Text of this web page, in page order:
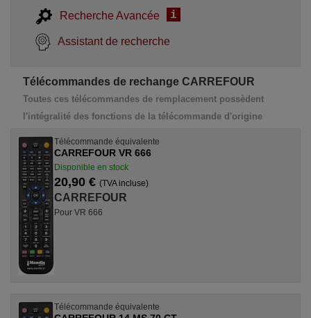
Recherche Avancée i
Assistant de recherche
Télécommandes de rechange CARREFOUR
Toutes ces télécommandes de remplacement possèdent
l'intégralité des fonctions de la télécommande d'origine
Télécommande équivalente
CARREFOUR VR 666
Disponible en stock
20,90 € (TVA incluse)
CARREFOUR
Pour VR 666
Télécommande équivalente